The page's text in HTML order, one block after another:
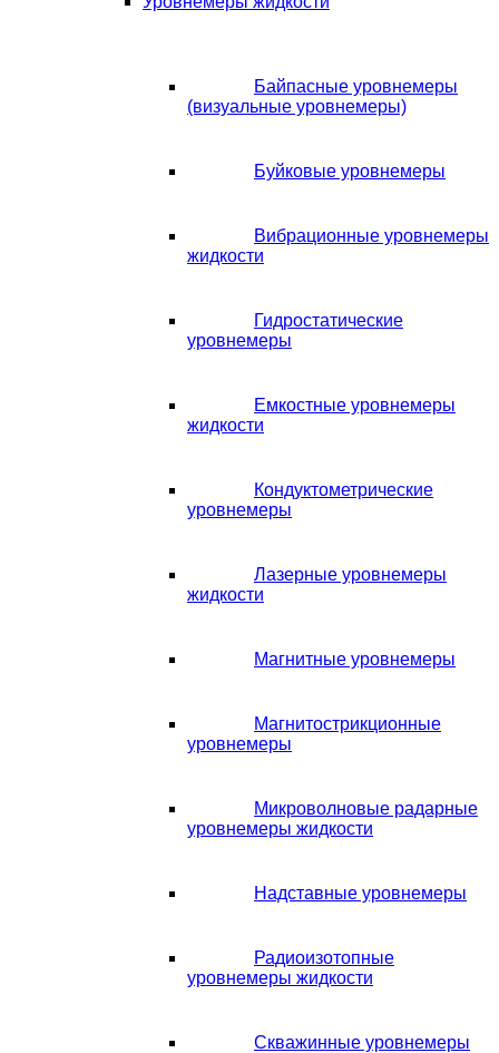
Байпасные уровнемеры
(визуальные уровнемеры)
Буйковые уровнемеры
Вибрационные уровнемеры
жидкости
Гидростатические
уровнемеры
Емкостные уровнемеры
жидкости
Кондуктометрические
уровнемеры
Лазерные уровнемеры
жидкости
Магнитные уровнемеры
Магнитострикционные
уровнемеры
Микроволновые радарные
уровнемеры жидкости
Надставные уровнемеры
Радиоизотопные
уровнемеры жидкости
Скважинные уровнемеры